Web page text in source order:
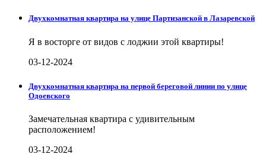
Двухкомнатная квартира на улице Партизанской в Лазаревской
Я в восторге от видов с лоджии этой квартиры!
03-12-2024
Двухкомнатная квартира на первой береговой линии по улице
Одоевского
Замечательная квартира с удивительным
расположением!
03-12-2024